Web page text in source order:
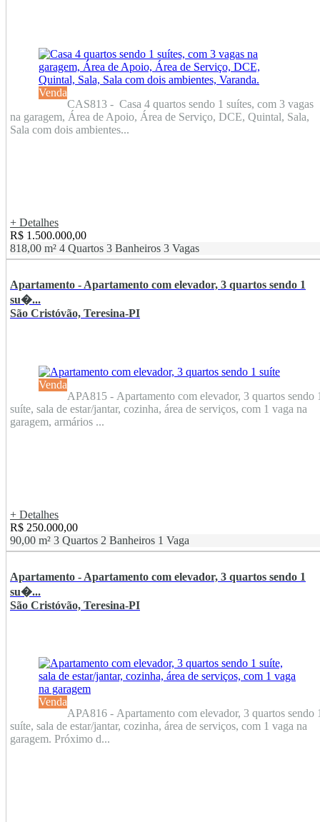
Venda
CAS813 - Casa 4 quartos sendo 1 suítes, com 3 vagas
na garagem, Área de Apoio, Área de Serviço, DCE, Quintal, Sala,
Sala com dois ambientes...
+ Detalhes
R$ 1.500.000,00
818,00 m² 4 Quartos 3 Banheiros 3 Vagas
Apartamento - Apartamento com elevador, 3 quartos sendo 1
su�...
São Cristóvão, Teresina-PI
Venda
APA815 - Apartamento com elevador, 3 quartos sendo
suíte, sala de estar/jantar, cozinha, área de serviços, com 1 vaga na
garagem, armários ...
+ Detalhes
R$ 250.000,00
90,00 m² 3 Quartos 2 Banheiros 1 Vaga
Apartamento - Apartamento com elevador, 3 quartos sendo 1
su�...
São Cristóvão, Teresina-PI
Venda
APA816 - Apartamento com elevador, 3 quartos sendo
suíte, sala de estar/jantar, cozinha, área de serviços, com 1 vaga na
garagem. Próximo d...